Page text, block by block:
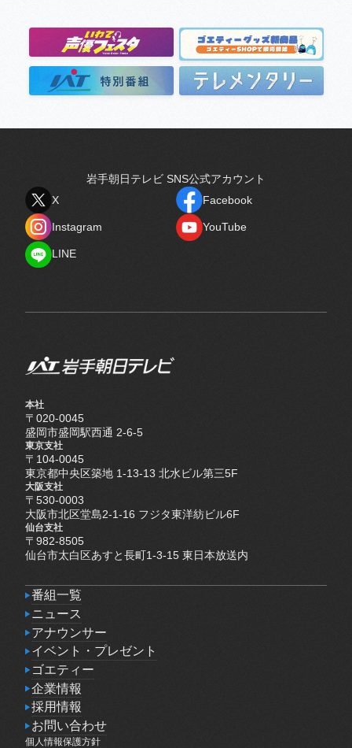
岩手朝日テレビ SNS公式アカウント
X
Facebook
Instagram
YouTube
LINE
本社
〒020-0045
盛岡市盛岡駅西通 2-6-5
東京支社
〒104-0045
東京都中央区築地 1-13-13 北水ビル第三5F
大阪支社
〒530-0003
大阪市北区堂島2-1-16 フジタ東洋紡ビル6F
仙台支社
〒982-8505
仙台市太白区あすと長町1-3-15 東日本放送内
番組一覧
番組一覧
ニュース
ニュース
アナウンサー
アナウンサー
イベント・プレゼント
イベント・プレゼント
ゴエティー
ゴエティー
企業情報
企業情報
採用情報
採用情報
お問い合わせ
お問い合わせ
個人情報保護方針